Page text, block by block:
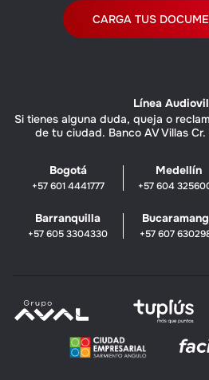
CARGA TUS
Línea
Si tienes alguna duda, queja o
de tu ciudad. Banco AV Villas
Bogotá
+57 601 4441777
Medellín
+57 604
Barranquilla
+57 605 3304330 +57 607